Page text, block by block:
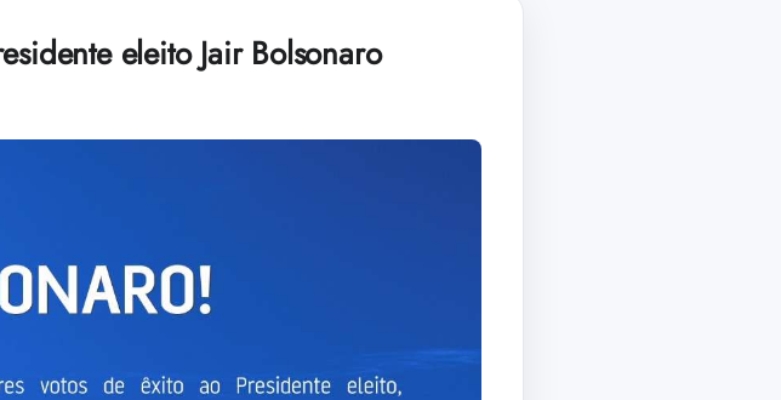
eleito Jair Bolsonaro